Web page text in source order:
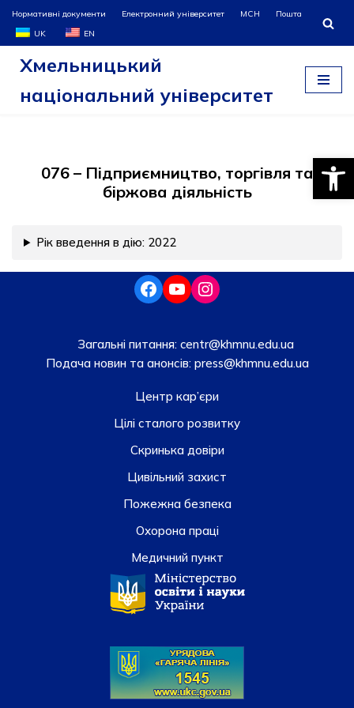
Перейти
до
Нормативні документи Електронний університет МСН
Пошта
UK
EN
Хмельницький
національний університет
076 – Підприємництво, торгівля та
біржова діяльність
Рік введення в дію: 2022
Загальні питання: centr@khmnu.edu.ua
Подача новин та анонсів:press@khmnu.edu.ua
Центр кар’єри
Цілі сталого розвитку
Скринька довiри
Цивільний захист
Пожежна безпека
Охорона праці
Медичний пункт